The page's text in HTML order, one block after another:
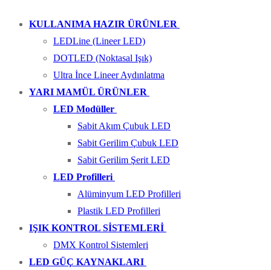
KULLANIMA HAZIR ÜRÜNLER
LEDLine (Lineer LED)
DOTLED (Noktasal Işık)
Ultra İnce Lineer Aydınlatma
YARI MAMÜL ÜRÜNLER
LED Modüller
Sabit Akım Çubuk LED
Sabit Gerilim Çubuk LED
Sabit Gerilim Şerit LED
LED Profilleri
Alüminyum LED Profilleri
Plastik LED Profilleri
IŞIK KONTROL SİSTEMLERİ
DMX Kontrol Sistemleri
LED GÜÇ KAYNAKLARI